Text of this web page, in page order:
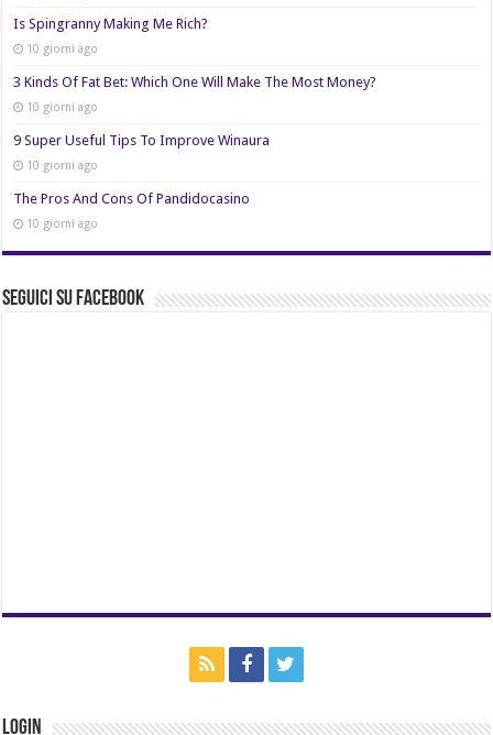
Is Spingranny Making Me Rich?
10 giorni ago
3 Kinds Of Fat Bet: Which One Will Make The Most Money?
10 giorni ago
9 Super Useful Tips To Improve Winaura
10 giorni ago
The Pros And Cons Of Pandidocasino
10 giorni ago
Seguici su Facebook
Login